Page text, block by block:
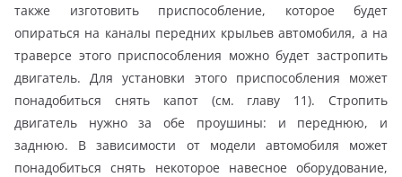
также изготовить приспособление, которое будет
опираться на каналы передних крыльев автомобиля, а на
траверсе этого приспособления можно будет застропить
двигатель. Для установки этого приспособления может
понадобиться снять капот (см. главу 11). Стропить
двигатель нужно за обе проушины: и переднюю, и
заднюю. В зависимости от модели автомобиля может
понадобиться снять некоторое навесное оборудование,